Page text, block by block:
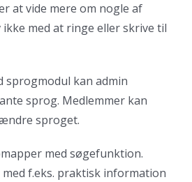
at vide mere om nogle af
med at ringe eller skrive til
sprogmodul kan admin
sprog. Medlemmer kan
sproget.
med søgefunktion.
f.eks. praktisk information